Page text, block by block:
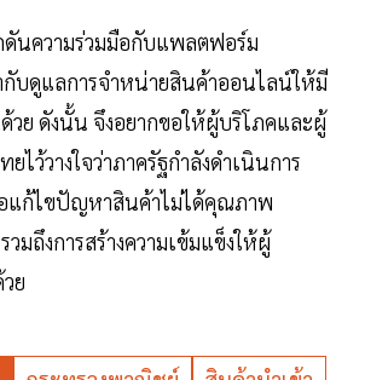
นความร่วมมือกับแพลตฟอร์ม
กับดูแลการจำหน่ายสินค้าออนไลน์ให้มี
ย ดังนั้น จึงอยากขอให้ผู้บริโภคและผู้
ไว้วางใจว่าภาครัฐกำลังดำเนินการ
อแก้ไขปัญหาสินค้าไม่ได้คุณภาพ
วมถึงการสร้างความเข้มแข็งให้ผู้
ย